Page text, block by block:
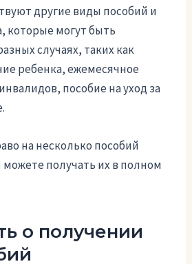
другие виды пособий и
которые могут быть
случаях, таких как
ребенка, ежемесячное
пособие на уход за
на несколько пособий
получать их в полном
о получении